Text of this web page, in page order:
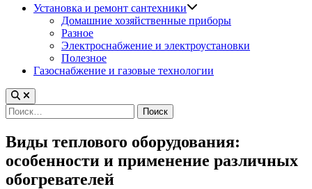
Установка и ремонт сантехники
Домашние хозяйственные приборы
Разное
Электроснабжение и электроустановки
Полезное
Газоснабжение и газовые технологии
Найти:
Виды теплового оборудования:
особенности и применение различных
обогревателей